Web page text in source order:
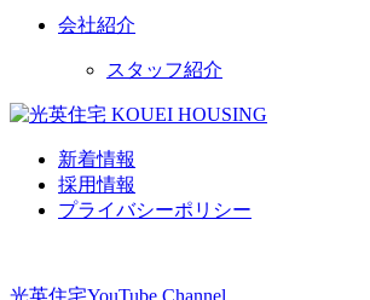
会社紹介
スタッフ紹介
新着情報
採用情報
プライバシーポリシー
光英住宅YouTube Channel